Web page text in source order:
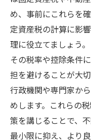
め、事前にこれらを
定資産税の計算に影
理に役立てましょう
その税率や控除条件
担を避けることが大
行政機関や専門家か
めします。これらの
策を講じることで、
最小限に抑え、より